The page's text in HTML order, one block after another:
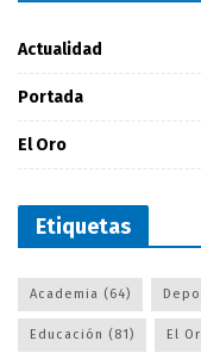
Actualidad
Portada
El Oro
Etiquetas
Academia (64)
Educación (81) El